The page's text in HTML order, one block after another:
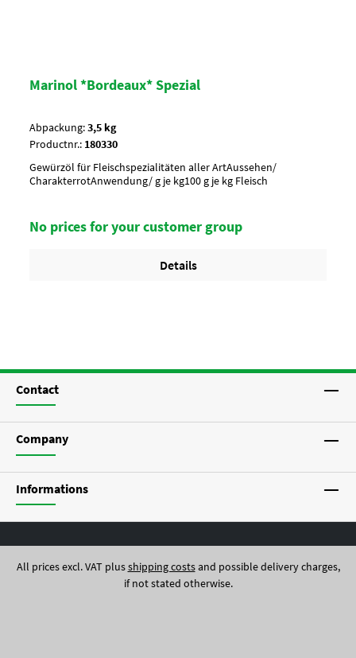
Marinol *Bordeaux* Spezial
Abpackung:3,5 kg
Productnr.: 180330
Gewürzöl für Fleischspezialitäten aller ArtAussehen/
CharakterrotAnwendung/ g je kg100 g je kg Fleisch
No prices for your customer group
Details
Contact
Company
Informations
All prices excl. VAT plusshipping costsand possible delivery charges,
if not stated otherwise.